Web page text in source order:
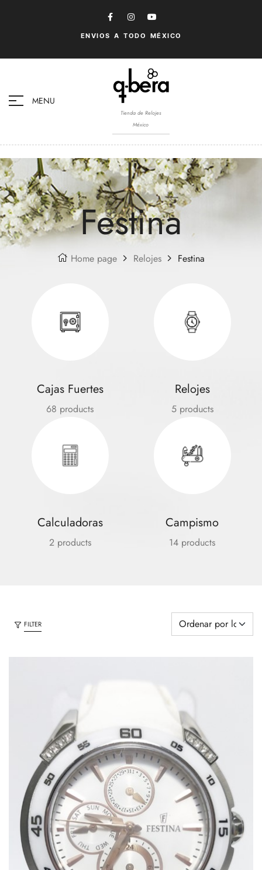
ENVIOS A TODO MÉXICO
MENU
Tienda de Relojes
México
Festina
Home page Relojes Festina
Cajas Fuertes
68 products
Relojes
5 products
Calculadoras
2 products
Campismo
14 products
FILTER